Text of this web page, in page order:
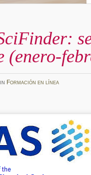
(enero-
in Formación en línea